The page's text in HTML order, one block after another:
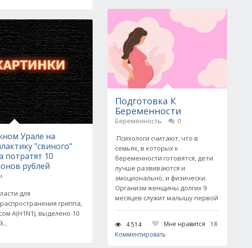
Урале на
"свиного"
потратят 10
рублей
для
гриппа,
А(H1N1), выделено 10
Подготовка К
Беременности
Беременность
0
Психологи считают, что в
семьях, в которых к
беременности готовятся, дети
лучше развиваются и
эмоционально, и физически.
Организм женщины долгих 9
месяцев служит малышу первой
4 514 Мне нравится
18
Комментировать